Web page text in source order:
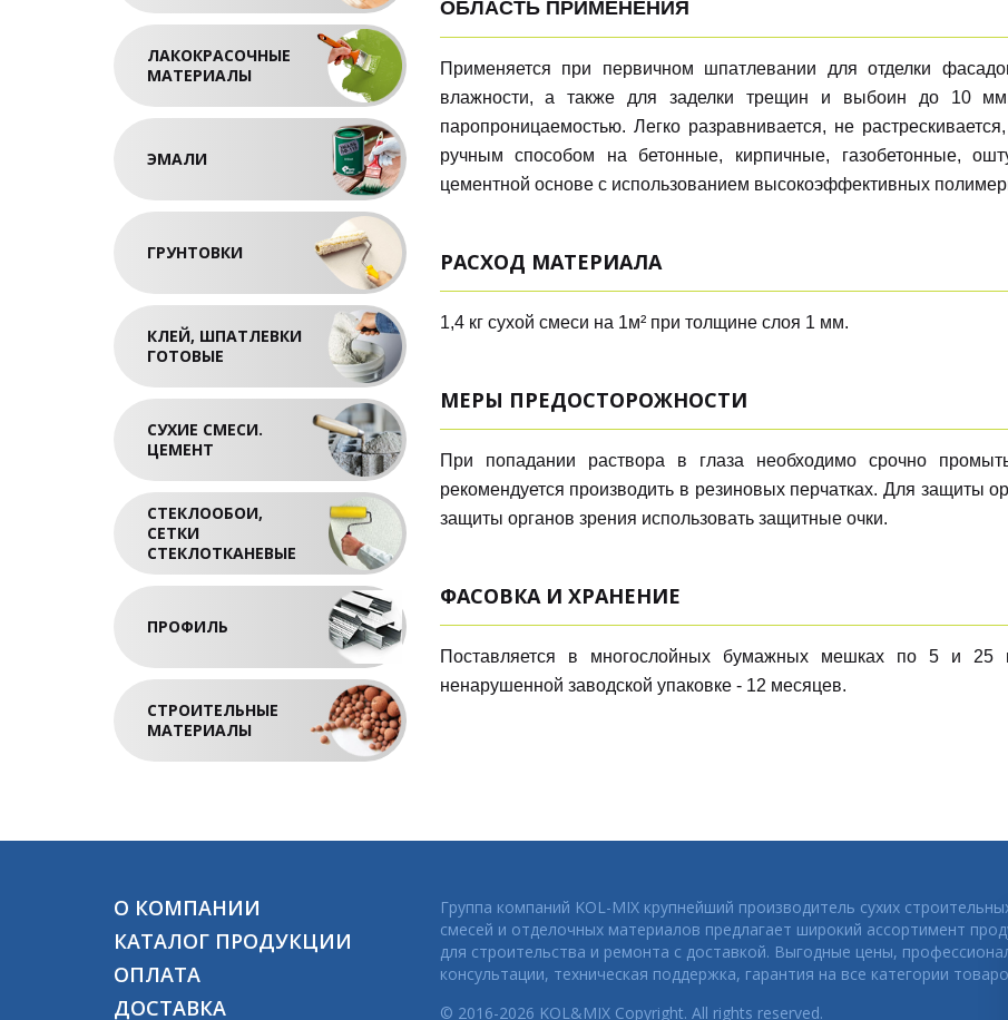
ЛАКОКРАСОЧНЫЕ
МАТЕРИАЛЫ
ЭМАЛИ
ГРУНТОВКИ
КЛЕЙ, ШПАТЛЕВКИ
ГОТОВЫЕ
СУХИЕ СМЕСИ.
ЦЕМЕНТ
СТЕКЛООБОИ,
СЕТКИ
СТЕКЛОТКАНЕВЫЕ
ПРОФИЛЬ
СТРОИТЕЛЬНЫЕ
МАТЕРИАЛЫ
ОБЛАСТЬ ПРИМЕНЕНИЯ
Применяется при первичном шпатлевании для отделки
влажности, а также для заделки трещин и выбоин до 10
паропроницаемостью. Легко разравнивается, не
ручным способом на бетонные, кирпичные, газобетонные,
цементной основе с использованием высокоэффективных
РАСХОД МАТЕРИАЛА
1,4 кг сухой смеси на 1м² при толщине слоя 1 мм.
МЕРЫ ПРЕДОСТОРОЖНОСТИ
При попадании раствора в глаза необходимо срочно
рекомендуется производить в резиновых перчатках. Для защиты
защиты органов зрения использовать защитные очки.
ФАСОВКА И ХРАНЕНИЕ
Поставляется в многослойных бумажных мешках по 5 и
ненарушенной заводской упаковке - 12 месяцев.
О КОМПАНИИ
КАТАЛОГ ПРОДУКЦИИ
ОПЛАТА
ДОСТАВКА
Группа компаний KOL-MIX крупнейший производитель сухих
смесей и отделочных материалов предлагает широкий ассортимент
для строительства и ремонта с доставкой. Выгодные цены,
консультации, техническая поддержка, гарантия на все категории
© 2016-2026 KOL&MIX Copyright. All rights reserved.